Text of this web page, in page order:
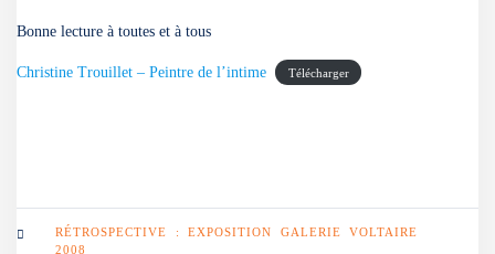
Bonne lecture à toutes et à tous
Christine Trouillet – Peintre de l’intime Télécharger
RÉTROSPECTIVE : EXPOSITION GALERIE VOLTAIRE
2008